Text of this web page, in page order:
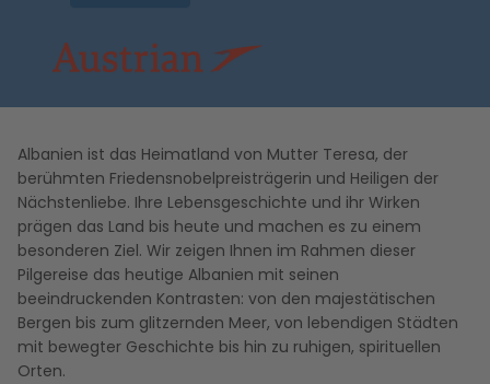
Albanien ist das Heimatland von Mutter Teresa, der
berühmten Friedensnobelpreisträgerin und Heiligen der
Nächstenliebe. Ihre Lebensgeschichte und ihr Wirken
prägen das Land bis heute und machen es zu einem
besonderen Ziel. Wir zeigen Ihnen im Rahmen dieser
Pilgereise das heutige Albanien mit seinen
beeindruckenden Kontrasten: von den majestätischen
Bergen bis zum glitzernden Meer, von lebendigen Städten
mit bewegter Geschichte bis hin zu ruhigen, spirituellen
Orten.